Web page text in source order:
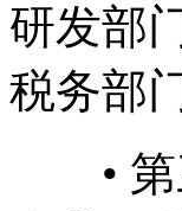
研发部
税务部
• 第